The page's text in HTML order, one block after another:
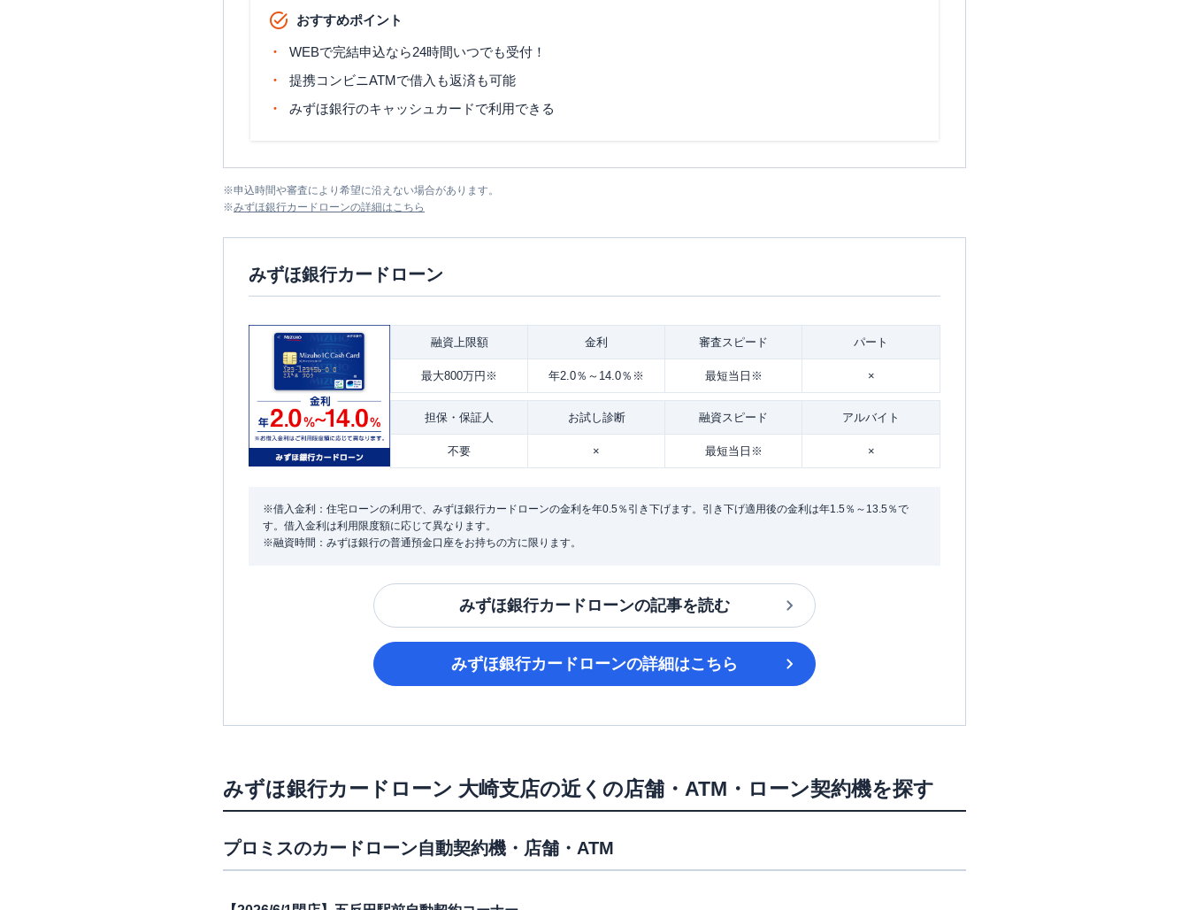
おすすめポイント
WEBで完結申込なら24時間いつでも受付！
提携コンビニATMで借入も返済も可能
みずほ銀行のキャッシュカードで利用できる
※申込時間や審査により希望に沿えない場合があります。
※みずほ銀行カードローンの詳細はこちら
みずほ銀行カードローン
融資上限額 金利 審査スピード パート
最大800万円※ 年2.0％～14.0％※ 最短当日※ ×
担保・ 保証人 お試し診断 融資スピード アルバイト
不要 × 最短当日※ ×
※借入金利：住宅ローンの利用で、みずほ銀行カードローンの金利を年0.5％引き下げます。引き下げ適用後の金利は年1.5％～13.5％で
す。借入金利は利用限度額に応じて異なります。
※融資時間：みずほ銀行の普通預金口座をお持ちの方に限ります。
みずほ銀行カードローンの記事を読む
みずほ銀行カードローンの詳細はこちら
みずほ銀行カードローン 大崎支店の近くの店舗・ATM・ローン契約機を探す
プロミスのカードローン自動契約機・店舗・ATM